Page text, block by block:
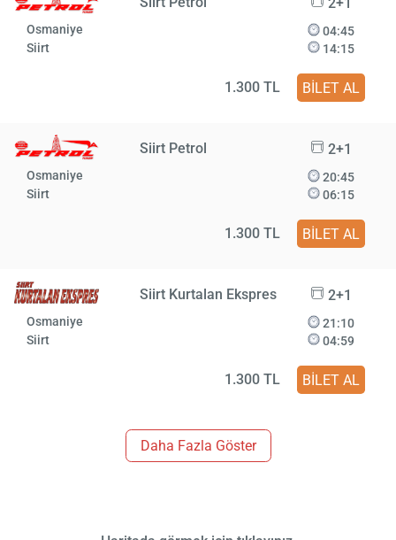
Osmaniye
Siirt
04:45
14:15
1.300 TL BİLET AL
Siirt Petrol 2+1
Osmaniye
Siirt
20:45
06:15
1.300 TL BİLET AL
Siirt Kurtalan Ekspres 2+1
Osmaniye
Siirt
21:10
04:59
1.300 TL BİLET AL
Daha Fazla Göster